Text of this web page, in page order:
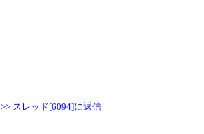
>> スレッド[6094]に返信